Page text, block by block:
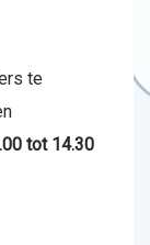
te
tot 14.30